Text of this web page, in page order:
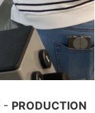
- PRODUCTION